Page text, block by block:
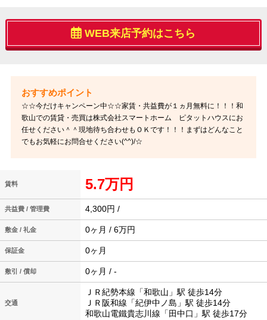
WEB来店予約はこちら
☆☆今だけキャンペーン中☆☆家賃・共益費が１ヵ月無料に！！！和
歌山での賃貸・売買は株式会社スマートホーム ピタットハウスにお
任せください＾＾現地待ち合わせもＯＫです！！！まずはどんなこと
でもお気軽にお問合せください(^^)/☆
賃料 5.7万円
共益費 / 管理費 4,300円 /
敷金 / 礼金 0ヶ月 / 6万円
保証金 0ヶ月
敷引 / 償却 0ヶ月 / -
交通
ＪＲ紀勢本線「和歌山」駅 徒歩14分
ＪＲ阪和線「紀伊中ノ島」駅 徒歩14分
和歌山電鐵貴志川線「田中口」駅 徒歩17分